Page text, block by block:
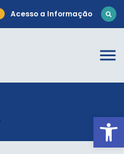
Acesso a Informação